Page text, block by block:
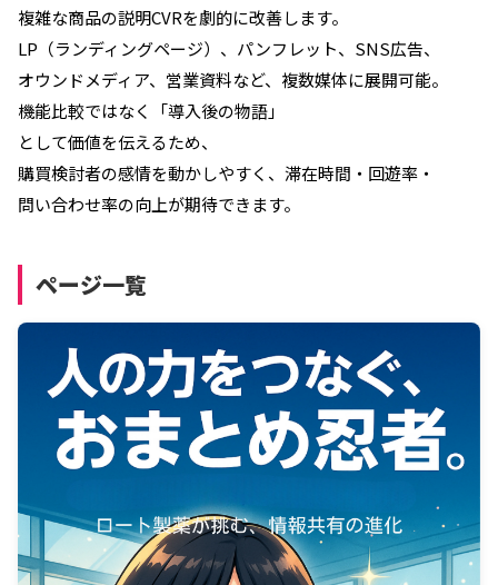
複雑な商品の説明CVRを劇的に改善します。
LP（ランディングページ）、パンフレット、SNS広告、
オウンドメディア、営業資料など、複数媒体に展開可能。
機能比較ではなく「導入後の物語」
として価値を伝えるため、
購買検討者の感情を動かしやすく、滞在時間・回遊率・
問い合わせ率の向上が期待できます。
ページ一覧